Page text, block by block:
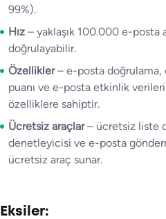
99%).
Hız – yaklaşık 100.000 e-
doğrulayabilir.
Özellikler– e-posta
puanı ve e-posta etkinlik
özelliklere sahiptir.
Ücretsiz araçlar– ücretsiz liste
denetleyicisi ve e-posta
ücretsiz araç sunar.
Eksiler: